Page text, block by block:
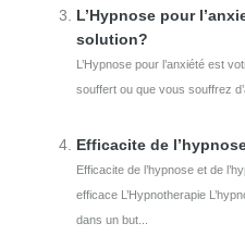
L’Hypnose pour
solution?
L’Hypnose pour l’anxiété est
souffert ou que vous souffrez
Efficacite de
Efficacite de l’hypnose et de
efficace L’Hypnotherapie
dans un but...